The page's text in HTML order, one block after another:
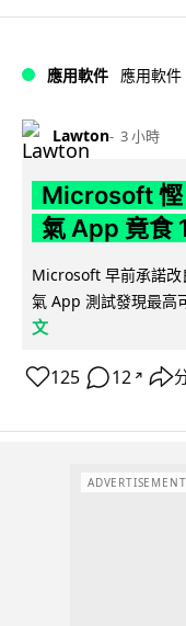
應用軟件 應用軟件
Lawton 3 小時
Microsoft 慳
氣 App 竟食
Microsoft 早前承諾
氣 App 測試發現最高
文
125 12 ↗
ADVERTISEMENT